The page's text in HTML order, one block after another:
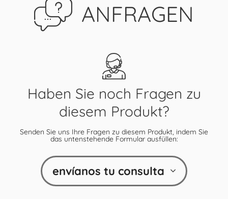
ANFRAGEN
Haben Sie noch Fragen zu
diesem Produkt?
Senden Sie uns Ihre Fragen zu diesem Produkt, indem Sie
das untenstehende Formular ausfüllen:
envíanos tu consulta